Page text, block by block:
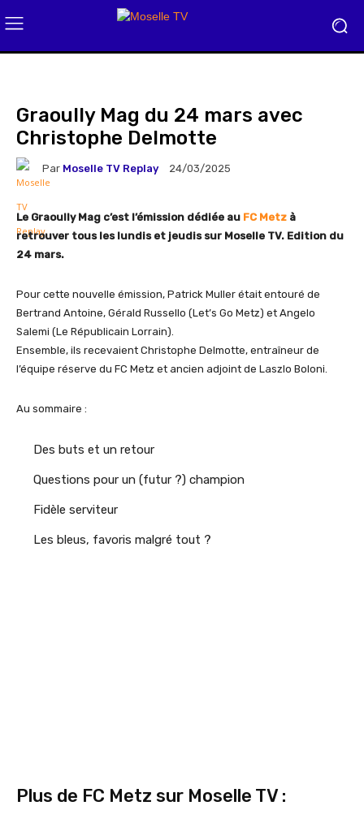
Graoully Mag du 24 mars avec
Christophe Delmotte
Par Moselle TV Replay 24/03/2025
Le Graoully Mag c’est l’émission dédiée au FC Metz à
retrouver tous les lundis et jeudis sur Moselle TV. Edition du
24 mars.
Pour cette nouvelle émission, Patrick Muller était entouré de
Bertrand Antoine, Gérald Russello (Let’s Go Metz) et Angelo
Salemi (Le Républicain Lorrain).
Ensemble, ils recevaient Christophe Delmotte, entraîneur de
l’équipe réserve du FC Metz et ancien adjoint de Laszlo Boloni.
Au sommaire :
Des buts et un retour
Questions pour un (futur ?) champion
Fidèle serviteur
Les bleus, favoris malgré tout ?
Plus de FC Metz sur Moselle TV :